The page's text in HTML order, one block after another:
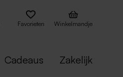
Favorieten Winkelmandje
Cadeaus Zakelijk